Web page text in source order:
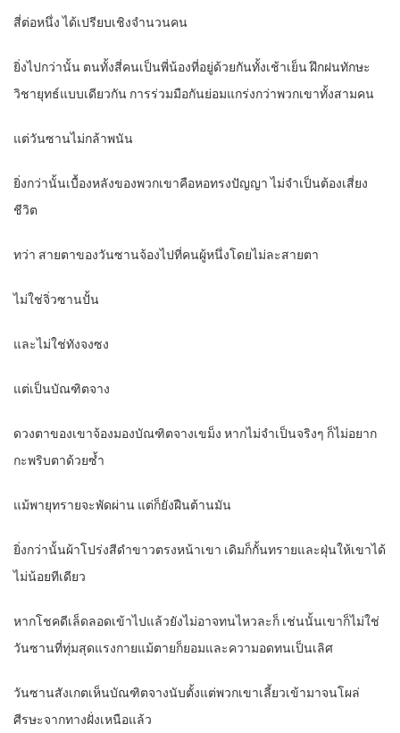
สี่ต่อหนึ่ง ได้เปรียบเชิงจำนวนคน
ยิ่งไปกว่านั้น ตนทั้งสี่คนเป็นพี่น้องที่อยู่ด้วยกันทั้งเช้าเย็น ฝึกฝนทักษะ
วิชายุทธ์แบบเดียวกัน การร่วมมือกันย่อมแกร่งกว่าพวกเขาทั้งสามคน
แต่วันซานไม่กล้าพนัน
ยิ่งกว่านั้นเบื้องหลังของพวกเขาคือหอทรงปัญญา ไม่จำเป็นต้องเสี่ยง
ชีวิต
ทว่า สายตาของวันซานจ้องไปที่คนผู้หนึ่งโดยไม่ละสายตา
ไม่ใช่จิ่วซานปั้น
และไม่ใช่ทังจงซง
แต่เป็นบัณฑิตจาง
ดวงตาของเขาจ้องมองบัณฑิตจางเขม็ง หากไม่จำเป็นจริงๆ ก็ไม่อยาก
กะพริบตาด้วยซ้ำ
แม้พายุทรายจะพัดผ่าน แต่ก็ยังฝืนต้านมัน
ยิ่งกว่านั้นผ้าโปร่งสีดำขาวตรงหน้าเขา เดิมก็กั้นทรายและฝุ่นให้เขาได้
ไม่น้อยทีเดียว
หากโชคดีเล็ดลอดเข้าไปแล้วยังไม่อาจทนไหวละก็ เช่นนั้นเขาก็ไม่ใช่
วันซานที่ทุ่มสุดแรงกายแม้ตายก็ยอมและความอดทนเป็นเลิศ
วันซานสังเกตเห็นบัณฑิตจางนับตั้งแต่พวกเขาเลี้ยวเข้ามาจนโผล่
ศีรษะจากทางฝั่งเหนือแล้ว